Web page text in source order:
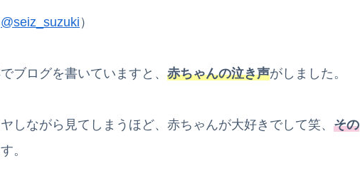
@seiz_suzuki ）
ブログを書いていますと、 赤ちゃんの泣き声がしました。
しながら見てしまうほど、赤ちゃんが大好きでして笑、 その
。